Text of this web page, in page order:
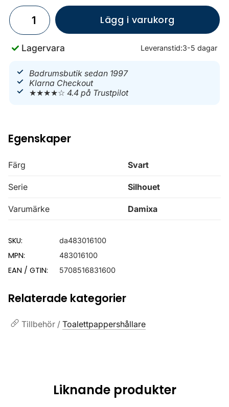
Lägg i varukorg
Lagervara Leveranstid:3-5 dagar
Badrumsbutik sedan 1997
Klarna Checkout
★★★★☆4.4 på Trustpilot
Egenskaper
Färg Svart
Serie Silhouet
Varumärke Damixa
SKU: da483016100
MPN: 483016100
EAN / GTIN: 5708516831600
Relaterade kategorier
Tillbehör / Toalettpappershållare
Liknande produkter